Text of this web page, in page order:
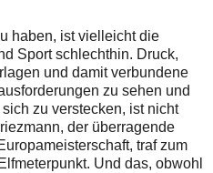
haben, ist vielleicht die
Sport schlechthin. Druck,
und damit verbundene
zu sehen und
zu verstecken, ist nicht
der überragende
traf zum
Und das, obwohl